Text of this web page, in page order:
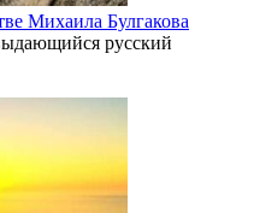
Михаила Булгакова
русский